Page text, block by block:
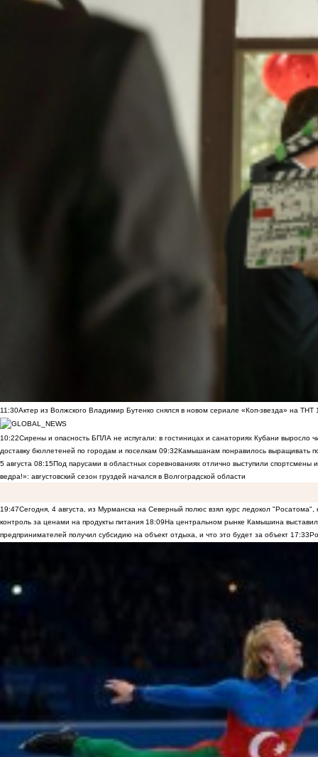
11:30Актер из Волжского Владимир Бутенко снялся в новом сериале «Коп-звезда» на ТНТ
10:22Сирены и опасность БПЛА не испугали: в гостиницах и санаториях Кубани выросло
доставку бюллетеней по городам и поселкам 09:32Камышанам понравилось выращивать
5 августа 08:15Под парусами в областных соревнованиях отлично выступили спортсмены
ведра!»: августовский сезон груздей начался в Волгоградской области
19:47Сегодня, 4 августа, из Мурманска на Северный полюс взял курс ледокол
контроль за ценами на продукты питания 18:09На центральном рынке Камышина
предпринимателей получил субсидию на объект отдыха, и что это будет за объект 17:33